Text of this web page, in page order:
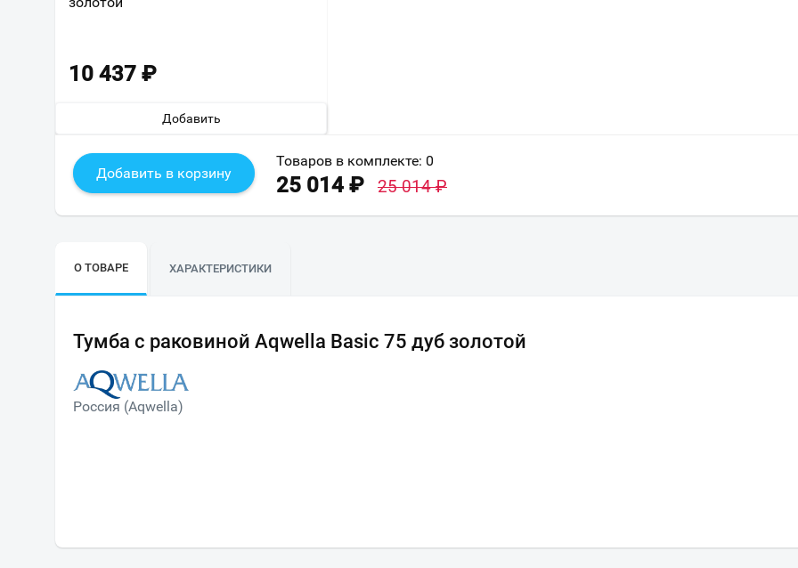
10 437 ₽
Добавить
Добавить в корзину
Товаров в комплекте: 0
25 014 ₽ 25 014₽
О ТОВАРЕ ХАРАКТЕРИСТИКИ
Тумба с раковиной Aqwella Basic 75 дуб золотой
Россия (Aqwella)